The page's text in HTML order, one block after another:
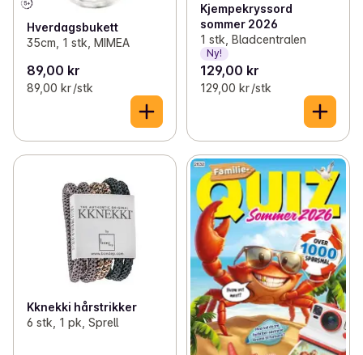
Hverdagsbukett
35cm, 1 stk, MIMEA
89,00 kr
89,00 kr /stk
Kjempekryssord
sommer 2026
1 stk, Bladcentralen
Ny!
129,00 kr
129,00 kr /stk
Kknekki hårstrikker
6 stk, 1 pk, Sprell